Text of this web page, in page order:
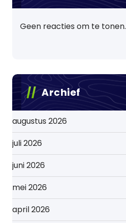
Geen reacties om te tonen.
Archief
augustus 2026
juli 2026
juni 2026
mei 2026
april 2026